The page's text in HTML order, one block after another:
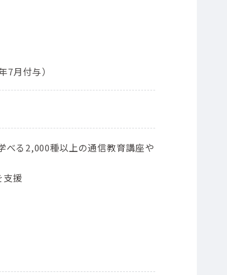
月付与）
べる2,000種以上の通信教育講座や
支援